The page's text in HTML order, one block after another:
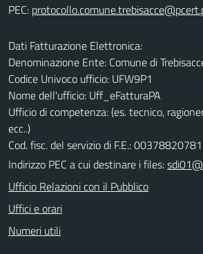
PEC:
Dati Fatturazione Elettronica:
Denominazione Ente: Comune di
Codice Univoco ufficio: UFW9P1
Nome dell'ufficio: Uff_eFatturaPA
Ufficio di competenza: (es. tecnico,
ecc..)
Cod. fisc. del servizio di F.E.: 00378820781
Indirizzo PEC a cui destinare i files:
Ufficio Relazioni con il Pubblico
Uffici e orari
Numeri utili